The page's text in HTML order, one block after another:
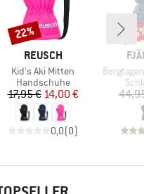
MARKE
REUSCH
Artikel
Kid's Aki Mitten
Produktgruppe
Handschuhe
Preis
17,95 € reduzierter Preis
14,00 €
0,0(0)
Rabatt
22%
Artikel
Bergtagen